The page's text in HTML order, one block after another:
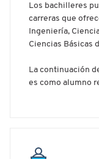
Los bachilleres
carreras que
Ingeniería,
Ciencias Básicas
La continuación
es como alumno